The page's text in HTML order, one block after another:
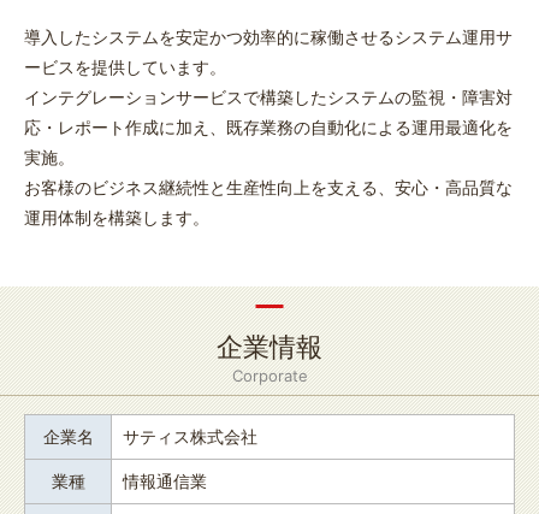
導入したシステムを安定かつ効率的に稼働させるシステム運用サ
ービスを提供しています。
インテグレーションサービスで構築したシステムの監視・障害対
応・レポート作成に加え、既存業務の自動化による運用最適化を
実施。
お客様のビジネス継続性と生産性向上を支える、安心・高品質な
運用体制を構築します。
企業情報
Corporate
企業名 サティス株式会社
業種 情報通信業